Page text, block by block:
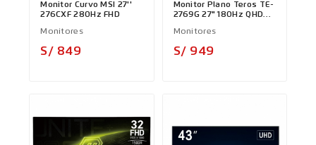
Monitor Curvo MSI 27''
276CXF 280Hz FHD
Monitores
S/ 849
Monitor Plano Teros TE-
2769G 27" 180Hz QHD
Monitores
S/ 949